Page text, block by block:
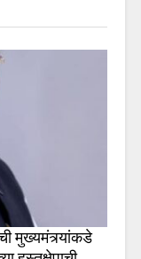
मुख्यमंत्र्यांकडे